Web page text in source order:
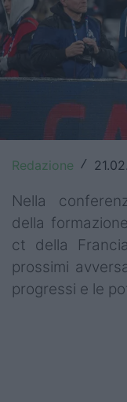
United Rugby
Top14
Premiership
Champions
Rugby World
Super Rugby
Rugby in TV
Redazione /
Nella
della
ct della
prossimi
progressi e le